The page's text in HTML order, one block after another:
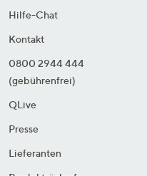
Hilfe-Chat
Kontakt
0800 2944 444
(gebührenfrei)
QLive
Presse
Lieferanten